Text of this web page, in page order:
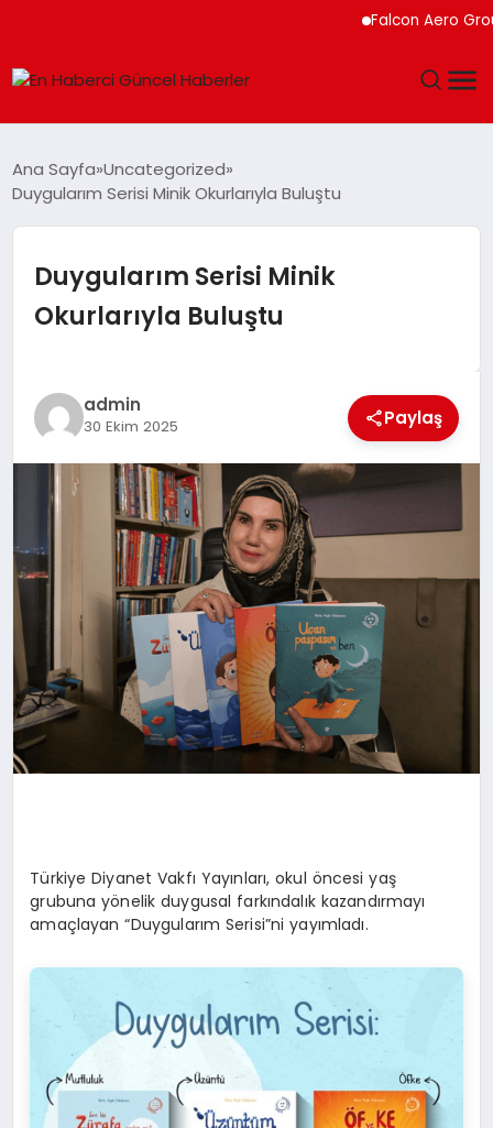
Falcon Aero Group,
SPOR
SAĞLIK
TEKNOLOJI
DÜNYA
EKONOMI
EĞITIM
SIYASET
Ana Sayfa Uncategorized
Duygularım Serisi Minik Okurlarıyla Buluştu
Duygularım Serisi Minik
Okurlarıyla Buluştu
admin
30 Ekim 2025 Paylaş
Türkiye Diyanet Vakfı Yayınları, okul öncesi yaş
grubuna yönelik duygusal farkındalık kazandırmayı
amaçlayan “Duygularım Serisi”ni yayımladı.